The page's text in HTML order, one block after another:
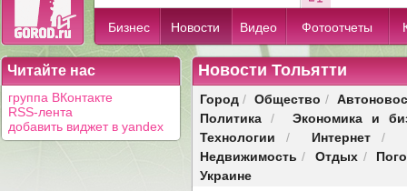
Бизнес Новости Видео Фотоотчеты
Читайте нас
группа ВКонтакте
RSS-лента
добавить виджет в yandex
Новости Тольятти
Город / Общество /
Политика /
Экономика и
Технологии / Интернет/
Недвижимость / Отдых /
Украине